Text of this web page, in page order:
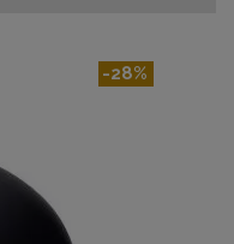
-28%